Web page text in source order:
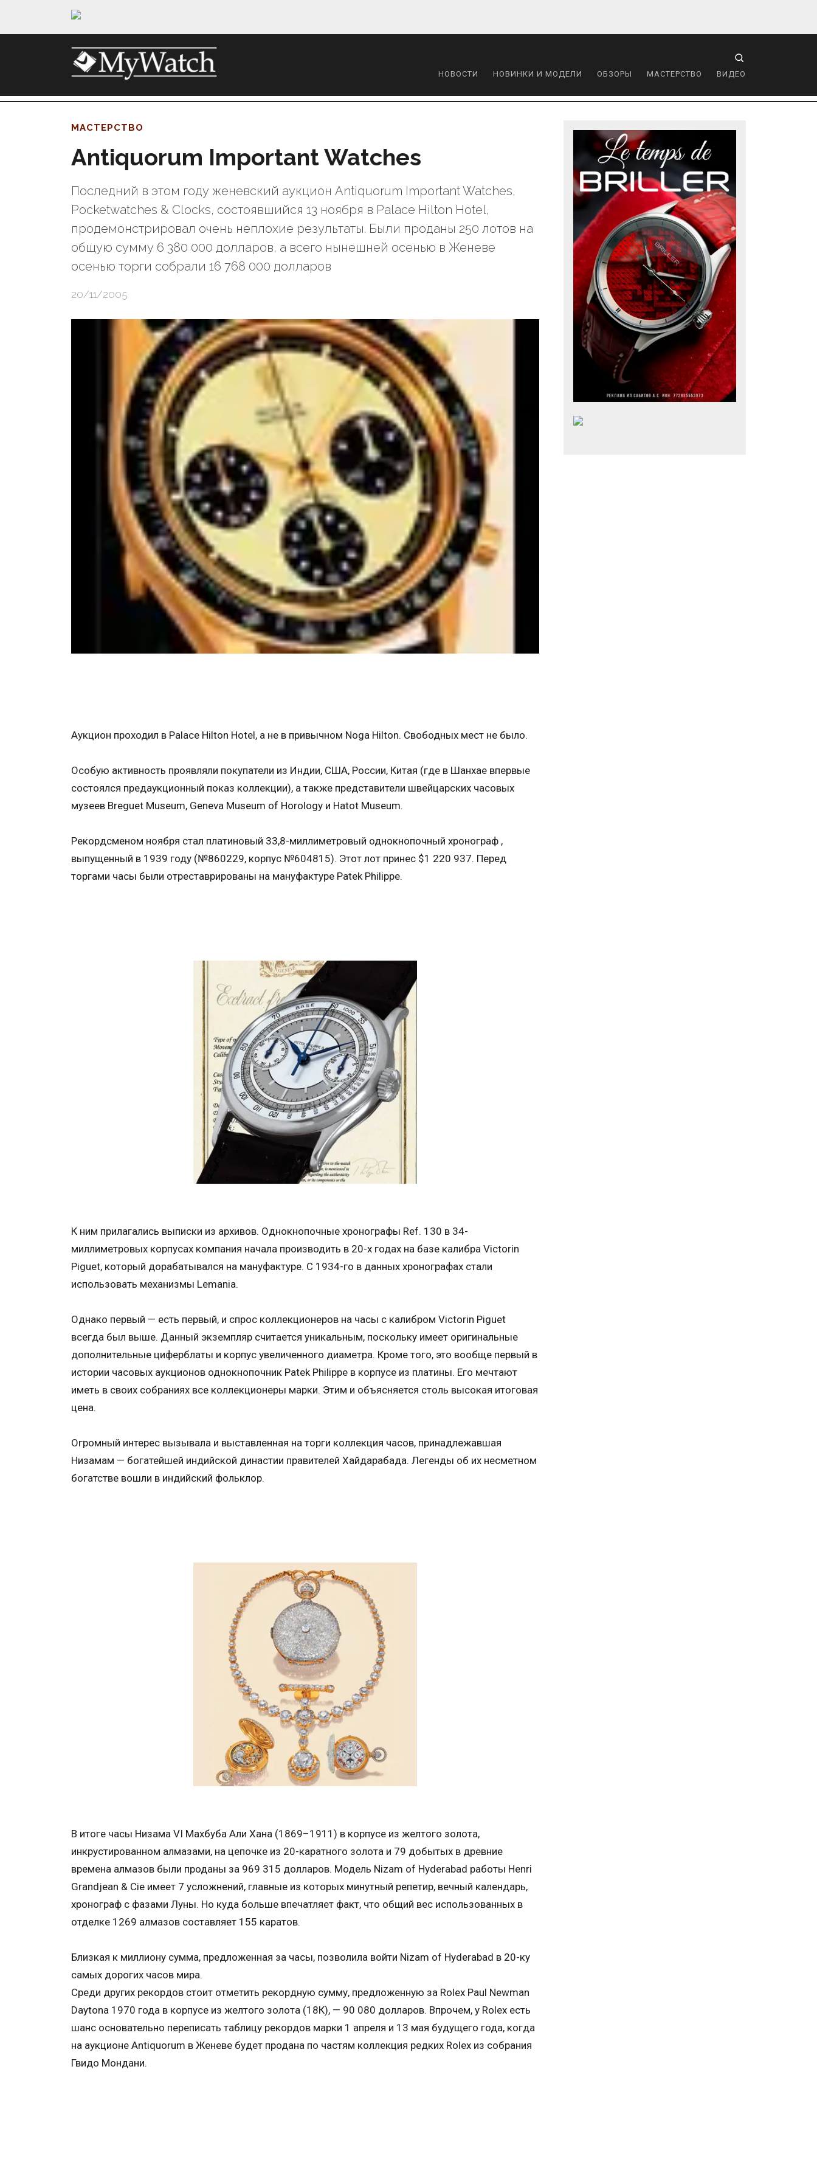
НОВОСТИ НОВИНКИ И МОДЕЛИ ОБЗОРЫ МАСТЕРСТВО ВИДЕО
МАСТЕРСТВО
Antiquorum Important Watches
Последний в этом году женевский аукцион Antiquorum Important Watches,
Pocketwatches & Clocks, состоявшийся 13 ноября в Palace Hilton Hotel,
продемонстрировал очень неплохие результаты. Были проданы 250 лотов на
общую сумму 6 380 000 долларов, а всего нынешней осенью в Женеве
осенью торги собрали 16 768 000 долларов
20/11/2005
Аукцион проходил в Palace Hilton Hotel, а не в привычном Noga Hilton. Свободных мест не было.
Особую активность проявляли покупатели из Индии, США, России, Китая (где в Шанхае впервые
состоялся предаукционный показ коллекции), а также представители швейцарских часовых
музеев Breguet Museum, Geneva Museum of Horology и Hatot Museum.
Рекордсменом ноября стал платиновый 33,8-миллиметровый однокнопочный хронограф ,
выпущенный в 1939 году (№860229, корпус №604815). Этот лот принес $1 220 937. Перед
торгами часы были отреставрированы на мануфактуре Patek Philippe.
К ним прилагались выписки из архивов. Однокнопочные хронографы Ref. 130 в 34-
миллиметровых корпусах компания начала производить в 20-х годах на базе калибра Victorin
Piguet, который дорабатывался на мануфактуре. С 1934-го в данных хронографах стали
использовать механизмы Lemania.
Однако первый — есть первый, и спрос коллекционеров на часы с калибром Victorin Piguet
всегда был выше. Данный экземпляр считается уникальным, поскольку имеет оригинальные
дополнительные циферблаты и корпус увеличенного диаметра. Кроме того, это вообще первый в
истории часовых аукционов однокнопочник Patek Philippe в корпусе из платины. Его мечтают
иметь в своих собраниях все коллекционеры марки. Этим и объясняется столь высокая итоговая
цена.
Огромный интерес вызывала и выставленная на торги коллекция часов, принадлежавшая
Низамам — богатейшей индийской династии правителей Хайдарабада. Легенды об их несметном
богатстве вошли в индийский фольклор.
В итоге часы Низама VI Махбуба Али Хана (1869–1911) в корпусе из желтого золота,
инкрустированном алмазами, на цепочке из 20-каратного золота и 79 добытых в древние
времена алмазов были проданы за 969 315 долларов. Модель Nizam of Hyderabad работы Henri
Grandjean & Cie имеет 7 усложнений, главные из которых минутный репетир, вечный календарь,
хронограф с фазами Луны. Но куда больше впечатляет факт, что общий вес использованных в
отделке 1269 алмазов составляет 155 каратов.
Близкая к миллиону сумма, предложенная за часы, позволила войти Nizam of Hyderabad в 20-ку
самых дорогих часов мира.
Среди других рекордов стоит отметить рекордную сумму, предложенную за Rolex Paul Newman
Daytona 1970 года в корпусе из желтого золота (18К), — 90 080 долларов. Впрочем, у Rolex есть
шанс основательно переписать таблицу рекордов марки 1 апреля и 13 мая будущего года, когда
на аукционе Antiquorum в Женеве будет продана по частям коллекция редких Rolex из собрания
Гвидо Мондани.